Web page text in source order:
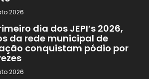
2026
dia dos JEPI’s 2026,
da rede municipal de
conquistam pódio por
2026